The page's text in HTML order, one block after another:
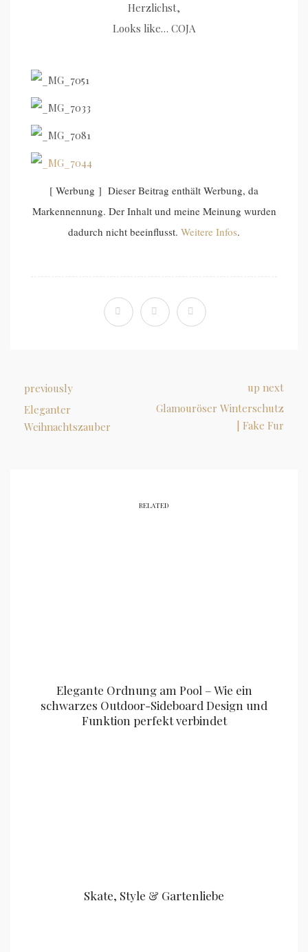
Herzlichst,
Looks like… COJA
[ Werbung ] Dieser Beitrag enthält Werbung, da
Markennennung. Der Inhalt und meine Meinung wurden
dadurch nicht beeinflusst. Weitere Infos.
previously
Eleganter
Weihnachtszauber
up next
Glamouröser Winterschutz
| Fake Fur
RELATED
Elegante Ordnung am Pool – Wie ein
schwarzes Outdoor-Sideboard Design und
Funktion perfekt verbindet
Skate, Style & Gartenliebe